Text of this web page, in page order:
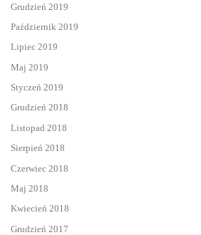
Grudzień 2019
Październik 2019
Lipiec 2019
Maj 2019
Styczeń 2019
Grudzień 2018
Listopad 2018
Sierpień 2018
Czerwiec 2018
Maj 2018
Kwiecień 2018
Grudzień 2017